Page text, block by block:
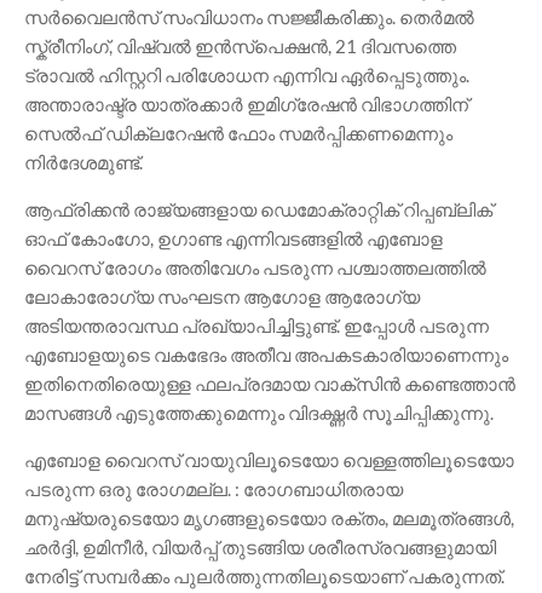
സർവൈലൻസ് സംവിധാനം സജ്ജീകരിക്കും. തെർമൽ
സ്ക്രീനിംഗ്, വിഷ്വൽ ഇൻസ്പെക്ഷൻ, 21 ദിവസത്തെ
ട്രാവൽ ഹിസ്റ്ററി പരിശോധന എന്നിവ ഏർപ്പെടുത്തും.
അന്താരാഷ്ട്ര യാത്രക്കാർ ഇമിഗ്രേഷൻ വിഭാഗത്തിന്
സെൽഫ് ഡിക്ലറേഷൻ ഫോം സമർപ്പിക്കണമെന്നും
നിർദേശമുണ്ട്.
ആഫ്രിക്കൻ രാജ്യങ്ങളായ ഡെമോക്രാറ്റിക് റിപ്പബ്ലിക്
ഓഫ് കോംഗോ, ഉഗാണ്ട എന്നിവടങ്ങളിൽ എബോള
വൈറസ് രോഗം അതിവേഗം പടരുന്ന പശ്ചാത്തലത്തിൽ
ലോകാരോഗ്യ സംഘടന ആഗോള ആരോഗ്യ
അടിയന്തരാവസ്ഥ പ്രഖ്യാപിച്ചിട്ടുണ്ട്. ഇപ്പോൾ പടരുന്ന
എബോളയുടെ വകഭേദം അതീവ അപകടകാരിയാണെന്നും
ഇതിനെതിരെയുള്ള ഫലപ്രദമായ വാക്സ‌ിൻ കണ്ടെത്താൻ
മാസങ്ങൾ എടുത്തേക്കുമെന്നും വിദഗ്ദ്ധർ സൂചിപ്പിക്കുന്നു.
എബോള വൈറസ് വായുവിലൂടെയോ വെള്ളത്തിലൂടെയോ
പടരുന്ന ഒരു രോഗമല്ല. : രോഗബാധിതരായ
മനുഷ്യരുടെയോ മൃഗങ്ങളുടെയോ രക്തം, മലമൂത്രങ്ങൾ,
ഛർദ്ദി, ഉമിനീർ, വിയർപ്പ് തുടങ്ങിയ ശരീരസ്രവങ്ങളുമായി
നേരിട്ട് സമ്പർക്കം പുലർത്തുന്നതിലൂടെയാണ് പകരുന്നത്.